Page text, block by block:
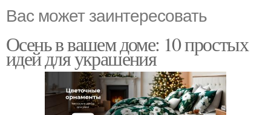
Вас может заинтересовать
Осень в вашем доме: 10 простых
идей для украшения